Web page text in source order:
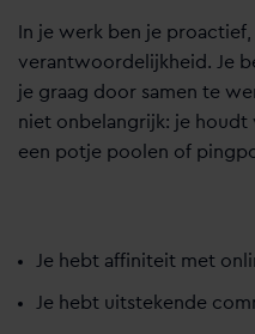
In je werk ben je
verantwoordelijkheid. Je
je graag door samen te
niet onbelangrijk: je
een potje poolen of
Je hebt affiniteit met
Je hebt uitstekende